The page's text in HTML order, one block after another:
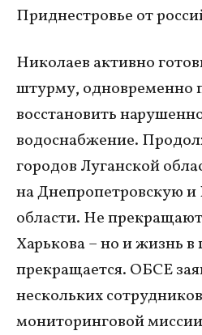
Приднестровье от
Николаев активно
штурму, одновременно
восстановить
водоснабжение.
городов Луганской
на Днепропетровскую
области. Не
Харькова – но и жизнь в
прекращается. ОБСЕ
нескольких
мониторинговой